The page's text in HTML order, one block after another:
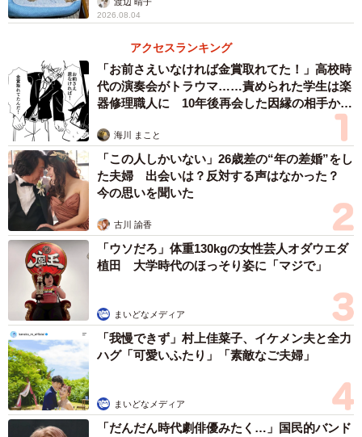
必死にミルクを飲む姿に、思わず笑顔がこぼれた
ミルクを飲むちびすけくん（画像提供：あるくきくらげさん）
2026.08.04
アクセスランキング
「お前さえいなければ金賞取れてた！」高校時
代の演奏会がトラウマ……責められた学生は楽
器修理職人に 10年後再会した因縁の相手から
海川 まこと
「この人しかいない」26歳差の“年の差婚”をし
た夫婦 出会いは？反対する声はなかった？
今の思いを聞いた
古川 諭香
「ウソだろ」体重130kgの女性芸人オダウエダ
植田 大学時代のほっそり姿に「マジで」
まいどなメディア
「我慢できず」村上佳菜子、イケメン夫と全力
ハグ「可愛いふたり」「素敵なご夫婦」
まいどなメディア
「だんだん時代劇俳優みたく…」国民的バンド